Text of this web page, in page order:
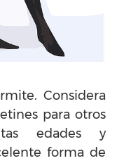
Considera
para otros
edades y
forma de